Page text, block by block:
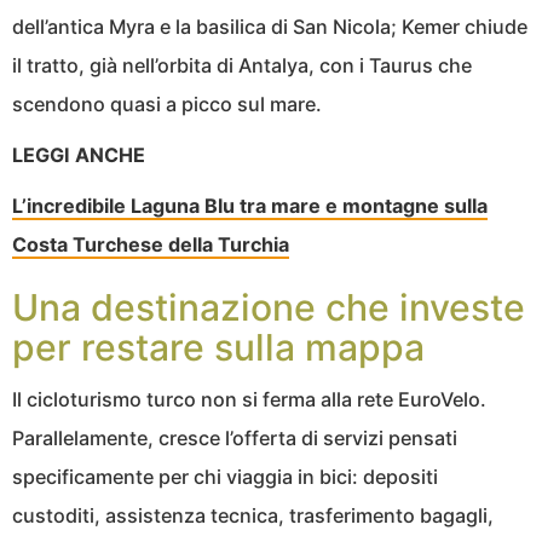
dell’antica Myra e la basilica di San Nicola; Kemer chiude
il tratto, già nell’orbita di Antalya, con i Taurus che
scendono quasi a picco sul mare.
LEGGI ANCHE
L’incredibile Laguna Blu tra mare e montagne sulla
Costa Turchese della Turchia
Una destinazione che investe
per restare sulla mappa
Il cicloturismo turco non si ferma alla rete EuroVelo.
Parallelamente, cresce l’offerta di servizi pensati
specificamente per chi viaggia in bici: depositi
custoditi, assistenza tecnica, trasferimento bagagli,